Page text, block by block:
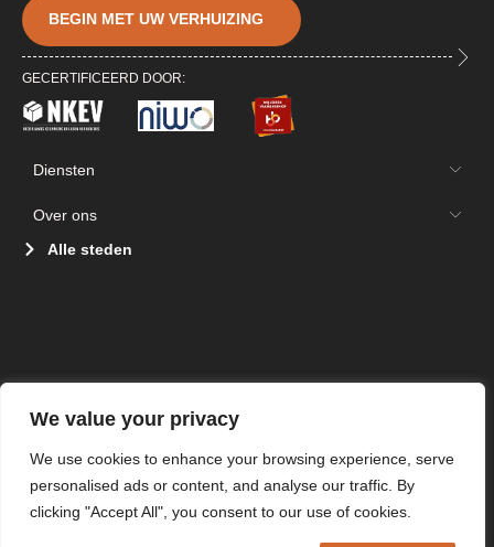
We value your privacy
We use cookies to enhance your browsing experience, serve
personalised ads or content, and analyse our traffic. By
clicking "Accept All", you consent to our use of cookies.
BEGIN MET UW VERHUIZING
GECERTIFICEERD DOOR:
Diensten
Over ons
Alle steden